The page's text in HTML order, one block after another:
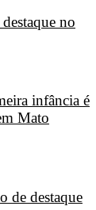
no
infância é
Mato
de destaque